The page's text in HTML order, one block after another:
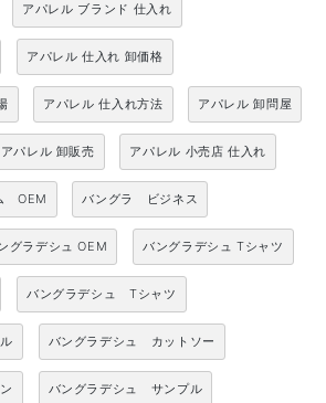
アパレル ブランド 仕入れ
アパレル 仕入れ 卸価格
アパレル 仕入れ方法 アパレル 卸問屋
アパレル 卸販売 アパレル 小売店 仕入れ
OEM バングラ ビジネス
グラデシュ OEM バングラデシュ Tシャツ
バングラデシュ Tシャツ
バングラデシュ カットソー
バングラデシュ サンプル